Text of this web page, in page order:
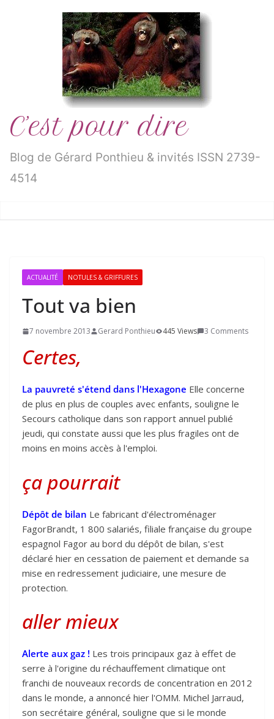
C’est pour dire
Blog de Gérard Ponthieu & invités ISSN 2739-
4514
ACTUALITÉ NOTULES & GRIFFURES
Tout va bien
7 novembre 2013 Gerard Ponthieu 445 Views 3 Comments
Certes,
La pauvreté s'étend dans l'Hexagone Elle concerne
de plus en plus de couples avec enfants, souligne le
Secours catholique dans son rapport annuel publié
jeudi, qui constate aussi que les plus fragiles ont de
moins en moins accès à l'emploi.
ça pourrait
Dépôt de bilan Le fabricant d'électroménager
FagorBrandt, 1 800 salariés, filiale française du groupe
espagnol Fagor au bord du dépôt de bilan, s'est
déclaré hier en cessation de paiement et demande sa
mise en redressement judiciaire, une mesure de
protection.
aller mieux
Alerte aux gaz ! Les trois principaux gaz à effet de
serre à l'origine du réchauffement climatique ont
franchi de nouveaux records de concentration en 2012
dans le monde, a annoncé hier l'OMM. Michel Jarraud,
son secrétaire général, souligne que si le monde